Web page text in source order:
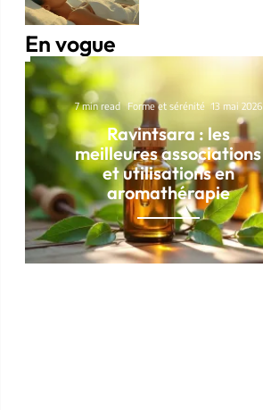
En vogue
7 min read Forme et sérénité 13 mai 2026
Ravintsara : les
meilleures associations
et utilisations en
aromathérapie